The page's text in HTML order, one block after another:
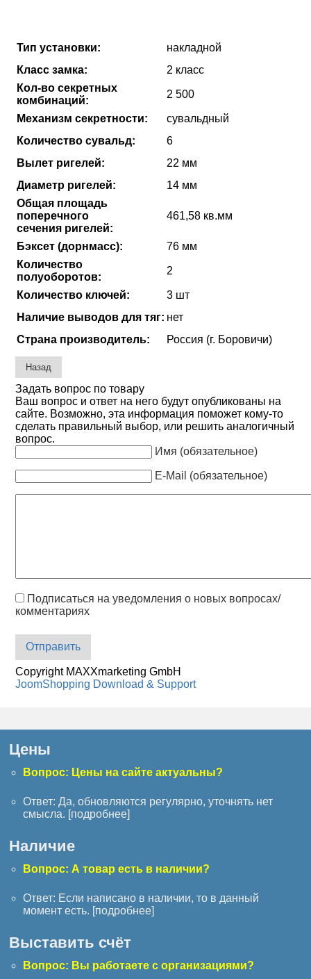
Тип установки:
накладной
Класс замка:
2 класс
Кол-во секретных
комбинаций:
2 500
Механизм секретности:
сувальдный
Количество сувальд:
6
Вылет ригелей:
22 мм
Диаметр ригелей:
14 мм
Общая площадь
поперечного
сечения ригелей:
461,58 кв.мм
Бэксет (дорнмасс):
76 мм
Количество
полуоборотов:
2
Количество ключей:
3 шт
Наличие выводов для тяг: нет
Страна производитель:
Россия (г. Боровичи)
Задать вопрос по товару
Ваш вопрос и ответ на него будут опубликованы на
сайте. Возможно, эта информация поможет кому-то
сделать правильный выбор, или решить аналогичный
вопрос.
Имя (обязательное)
E-Mail (обязательное)
Подписаться на уведомления о новых вопросах/
комментариях
Отправить
Copyright MAXXmarketing GmbH
JoomShopping Download & Support
Цены
Вопрос: Цены на сайте актуальны?
Ответ: Да, обновляются регулярно, уточнять нет
смысла. [подробнее]
Наличие
Вопрос: А товар есть в наличии?
Ответ: Если написано в наличии, то в данный
момент есть. [подробнее]
Выставить счёт
Вопрос: Вы работаете с организациями?